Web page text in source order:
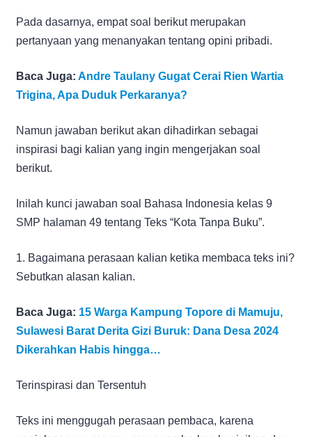
Pada dasarnya, empat soal berikut merupakan
pertanyaan yang menanyakan tentang opini pribadi.
Baca Juga: Andre Taulany Gugat Cerai Rien Wartia
Trigina, Apa Duduk Perkaranya?
Namun jawaban berikut akan dihadirkan sebagai
inspirasi bagi kalian yang ingin mengerjakan soal
berikut.
Inilah kunci jawaban soal Bahasa Indonesia kelas 9
SMP halaman 49 tentang Teks “Kota Tanpa Buku”.
1. Bagaimana perasaan kalian ketika membaca teks ini?
Sebutkan alasan kalian.
Baca Juga: 15 Warga Kampung Topore di Mamuju,
Sulawesi Barat Derita Gizi Buruk: Dana Desa 2024
Dikerahkan Habis hingga…
Terinspirasi dan Tersentuh
Teks ini menggugah perasaan pembaca, karena